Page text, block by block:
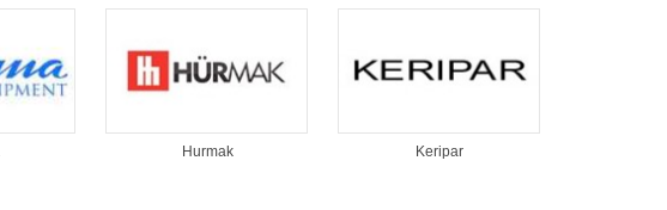
Hurmak Keripar